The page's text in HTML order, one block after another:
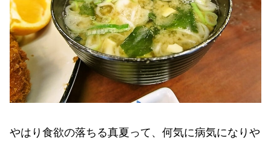
やはり食欲の落ちる真夏って、何気に病気になりや